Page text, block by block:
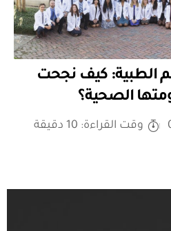
الطبية: كيف نجحت
الصحية؟
وقت القراءة: 10 دقيقة